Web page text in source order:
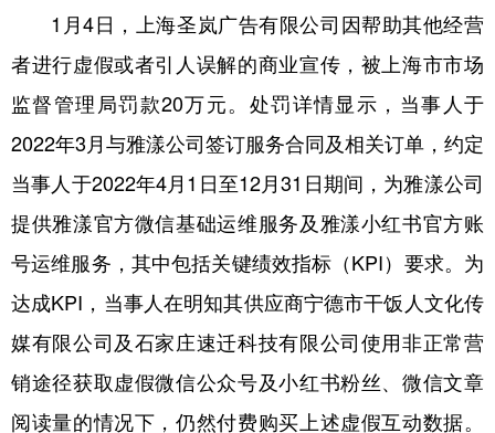
1月4日，上海圣岚广告有限公司因帮助其他经营
者进行虚假或者引人误解的商业宣传，被上海市市场
监督管理局罚款20万元。处罚详情显示，当事人于
2022年3月与雅漾公司签订服务合同及相关订单，约定
当事人于2022年4月1日至12月31日期间，为雅漾公司
提供雅漾官方微信基础运维服务及雅漾小红书官方账
号运维服务，其中包括关键绩效指标（KPI）要求。为
达成KPI，当事人在明知其供应商宁德市干饭人文化传
媒有限公司及石家庄速迁科技有限公司使用非正常营
销途径获取虚假微信公众号及小红书粉丝、微信文章
阅读量的情况下，仍然付费购买上述虚假互动数据。